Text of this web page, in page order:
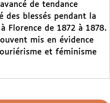
de tendance
des blessés pendant la
Florence de 1872 à 1878.
mis en évidence
et féminisme